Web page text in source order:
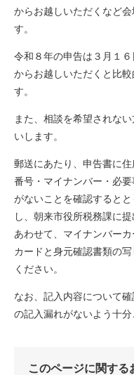
からお越しいただくなど
す。
令和８年の申告は３月１
からお越しいただくと比
す。
また、相談を希望されな
いします。
郵送にあたり、申告書に
番号・マイナンバー・必
がないことを確認すると
し、朝来市役所税務課に提
あわせて、マイナンバー
カードと身元確認書類の
ください。
なお、記入内容について
の記入漏れがないよう十分
このページに関する